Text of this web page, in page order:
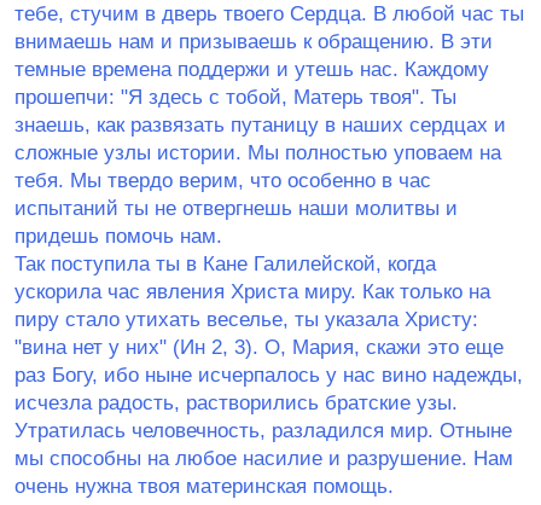
тебе, стучим в дверь твоего Сердца. В любой час ты
внимаешь нам и призываешь к обращению. В эти
темные времена поддержи и утешь нас. Каждому
прошепчи: ʺЯ здесь с тобой, Матерь твояʺ. Ты
знаешь, как развязать путаницу в наших сердцах и
сложные узлы истории. Мы полностью уповаем на
тебя. Мы твердо верим, что особенно в час
испытаний ты не отвергнешь наши молитвы и
придешь помочь нам.
Так поступила ты в Кане Галилейской, когда
ускорила час явления Христа миру. Как только на
пиру стало утихать веселье, ты указала Христу:
ʺвина нет у нихʺ (Ин 2, 3). О, Мария, скажи это еще
раз Богу, ибо ныне исчерпалось у нас вино надежды,
исчезла радость, растворились братские узы.
Утратилась человечность, разладился мир. Отныне
мы способны на любое насилие и разрушение. Нам
очень нужна твоя материнская помощь.